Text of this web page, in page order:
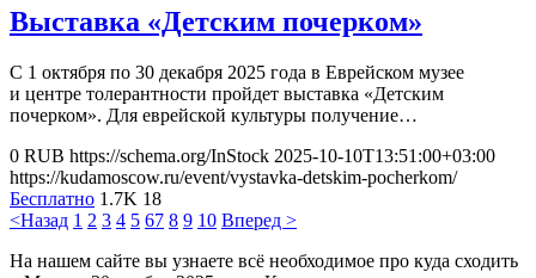
Выставка «Детским почерком»
С 1 октября по 30 декабря 2025 года в Еврейском музее
и центре толерантности пройдет выставка «Детским
почерком». Для еврейской культуры получение…
0 RUB https://schema.org/InStock 2025-10-10T13:51:00+03:00
https://kudamoscow.ru/event/vystavka-detskim-pocherkom/
Бесплатно 1.7K 18
<Назад 1 2 3 4 5 67 8 9 10 Вперед >
На нашем сайте вы узнаете всё необходимое про куда сходить